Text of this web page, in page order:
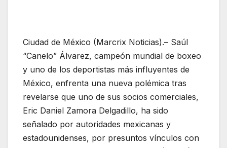
Ciudad de México (Marcrix Noticias).– Saúl
“Canelo” Álvarez, campeón mundial de boxeo
y uno de los deportistas más influyentes de
México, enfrenta una nueva polémica tras
revelarse que uno de sus socios comerciales,
Eric Daniel Zamora Delgadillo, ha sido
señalado por autoridades mexicanas y
estadounidenses, por presuntos vínculos con